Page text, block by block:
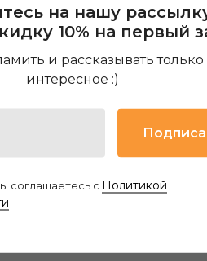
на нашу
10% на первый
и рассказывать только
интересное :)
соглашаетесь с Политикой